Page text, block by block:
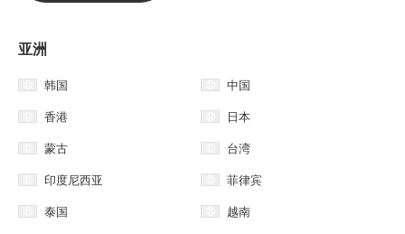
​亚洲
韩国 中国
香港 日本
蒙古 台湾
印度尼西亚 菲律宾
泰国 越南